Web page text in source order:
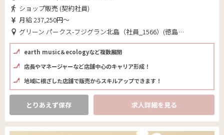
ショップ販売 (契約社員)
月給 237,250円～
グリーン パークス-フジグラン北島（社員_1566）(徳島県 板野郡北島町)
earth music＆ecologyなど複数展開
店長やマネージャーなど店舗中心のキャリア形成！
地域に根ざした店舗で販売からスキルアップできます！
とりあえず保存 求人詳細を見る